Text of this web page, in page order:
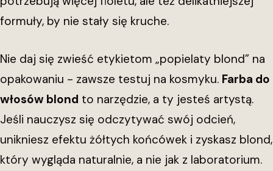
formuły, by nie stały się kruche.
Nie daj się zwieść etykietom „popielaty blond” na
opakowaniu - zawsze testuj na kosmyku. Farba do
włosów blond to narzędzie, a ty jesteś artystą.
Jeśli nauczysz się odczytywać swój odcień,
unikniesz efektu żółtych końcówek i zyskasz blond,
który wygląda naturalnie, a nie jak z laboratorium.